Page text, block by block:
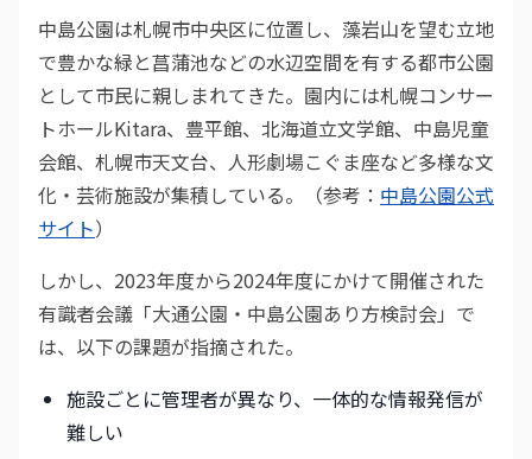
中島公園は札幌市中央区に位置し、藻岩山を望む立地
で豊かな緑と菖蒲池などの水辺空間を有する都市公園
として市民に親しまれてきた。園内には札幌コンサー
トホールKitara、豊平館、北海道立文学館、中島児童
会館、札幌市天文台、人形劇場こぐま座など多様な文
化・芸術施設が集積している。（参考： 中島公園公式
サイト）
しかし、2023年度から2024年度にかけて開催された
有識者会議「大通公園・中島公園あり方検討会」で
は、以下の課題が指摘された。
施設ごとに管理者が異なり、一体的な情報発信が
難しい